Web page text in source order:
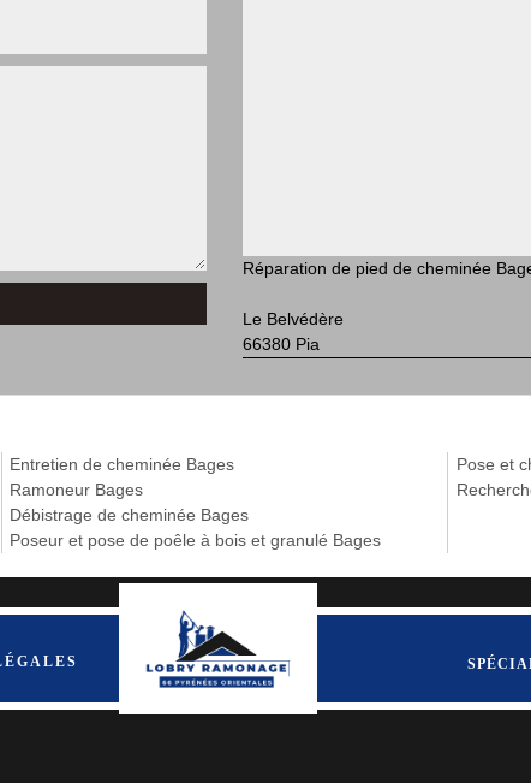
Réparation de pied de cheminée
Le Belvédère
66380 Pia
Entretien de cheminée Bages
Ramoneur Bages
Débistrage de cheminée Bages
Poseur et pose de poêle à bois et granulé Bages
Pose et